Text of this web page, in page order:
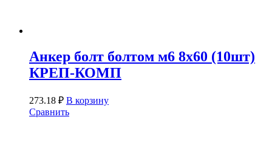
Анкер болт болтом м6 8х60 (10шт)
КРЕП-КОМП
273.18 ₽ В корзину
Сравнить